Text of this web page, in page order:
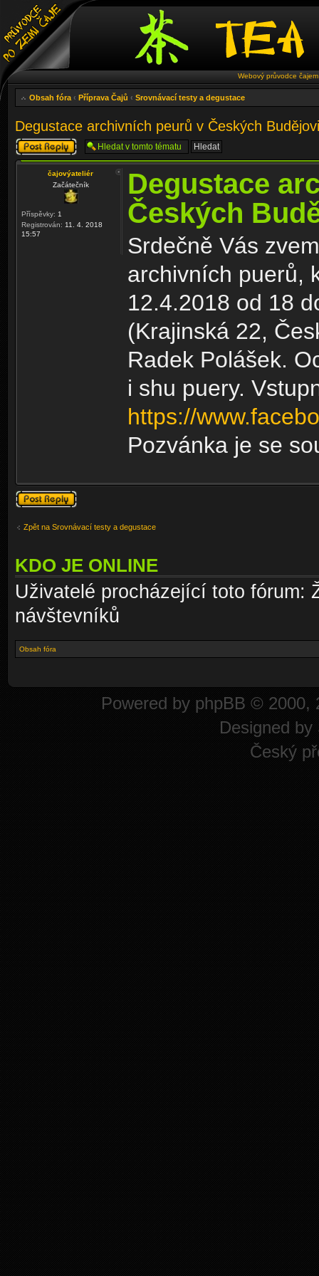
Webový průvodce
Obsah fóra ‹ Příprava Čajů ‹ Srovnávací testy a degustace
Degustace archivních peurů v Českých
Odeslat odpověď
čajovýateliér
Začátečník
Příspěvky: 1
Registrován: 11. 4. 2018
15:57
Degustace
Českých
Srdečně Vás
archivních puerů,
12.4.2018 od 18
(Krajinská 22,
Radek Polášek.
i shu puery.
https://
Pozvánka je se
Odeslat odpověď
Zpět na Srovnávací testy a degustace
KDO JE ONLINE
Uživatelé procházející toto fórum:
návštevníků
Obsah fóra
Powered by phpBB © 2000,
Designed by
Český